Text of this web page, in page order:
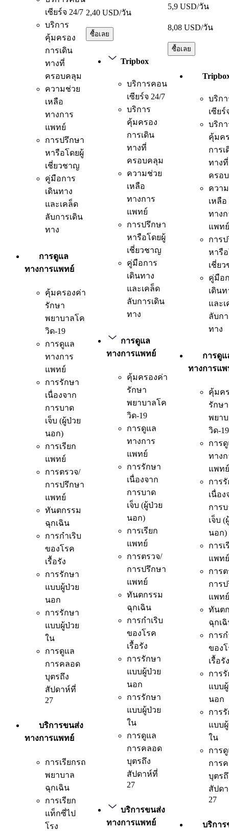
เซียร์จ 24/7
บริการ
คุ้มครอง
การเดิน
ทางที่
ครอบคลุม
ความช่วย
เหลือ
ทางการ
แพทย์
การปรึกษา
หารือโดยผู้
เชี่ยวชาญ
คู่มือการ
เดินทาง
และเคล็ด
ลับการเดิน
ทาง
การดูแล
ทางการแพทย์
คุ้มครองค่า
รักษา
พยาบาลโค
วิด-19
การดูแล
ทางการ
แพทย์
การรักษา
เนื่องจาก
การบาด
เจ็บ (ผู้ป่วย
นอก)
การเรียก
แพทย์
การตรวจ/
การปรึกษา
แพทย์
ทันตกรรม
ฉุกเฉิน
การกำเริบ
ของโรค
เรื้อรัง
การรักษา
แบบผู้ป่วย
นอก
การรักษา
แบบผู้ป่วย
ใน
การดูแล
การคลอด
บุตรถึง
สัปดาห์ที่
27
บริการขนส่ง
ทางการแพทย์
การเรียกรถ
พยาบาล
ฉุกเฉิน
การเรียก
แท็กซี่ไป
โรง
2,40 USD/วัน
ซื้อเลย
Tripbox
บริการคอน
เซียร์จ 24/7
บริการ
คุ้มครอง
การเดิน
ทางที่
ครอบคลุม
ความช่วย
เหลือ
ทางการ
แพทย์
การปรึกษา
หารือโดยผู้
เชี่ยวชาญ
คู่มือการ
เดินทาง
และเคล็ด
ลับการเดิน
ทาง
การดูแล
ทางการแพทย์
คุ้มครองค่า
รักษา
พยาบาลโค
วิด-19
การดูแล
ทางการ
แพทย์
การรักษา
เนื่องจาก
การบาด
เจ็บ (ผู้ป่วย
นอก)
การเรียก
แพทย์
การตรวจ/
การปรึกษา
แพทย์
ทันตกรรม
ฉุกเฉิน
การกำเริบ
ของโรค
เรื้อรัง
การรักษา
แบบผู้ป่วย
นอก
การรักษา
แบบผู้ป่วย
ใน
การดูแล
การคลอด
บุตรถึง
สัปดาห์ที่
27
บริการขนส่ง
ทางการแพทย์
5,9 USD/วัน
8,08 USD/วัน
ซื้อเลย
บริก
เซียร์
บริก
คุ้มค
การเ
ทางที่
ครอ
ควา
เหลือ
ทาง
แพทย์
การ
หารื
เชี่ย
คู่มือ
เดินท
และ
ลับก
ทาง
การดูแ
ทางการแ
คุ้มค
รักษา
พยา
วิด-19
การ
ทาง
แพทย์
การ
เนื่อง
การ
เจ็บ (
นอก)
การเ
แพทย์
การ
การ
แพทย์
ทันต
ฉุกเ
การก
ของ
เรื้อรัง
การ
แบบ
นอก
การ
แบบ
ใน
การ
การ
บุตร
สัปด
27
บริการ